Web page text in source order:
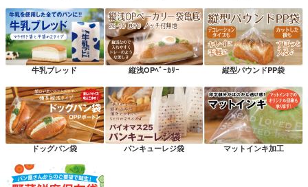
牛乳ブレッド 縦浅OPﾍﾞｰｶﾘｰ 縦型パウンドPP袋
ドッグパン袋 パンキューレジ袋 マットインキ加工